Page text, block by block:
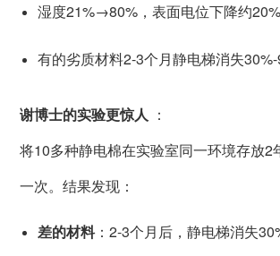
湿度21%→80%，表面电位下降约20%
有的劣质材料2-3个月静电梯消失
谢博士的实验更惊人 ：
将10多种静电棉在实验室同一环境存放2
一次。结果发现：
差的材料：2-3个月后，静电梯消失